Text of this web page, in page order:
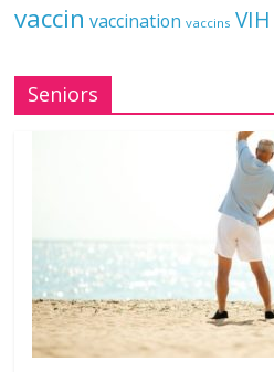
vaccin vaccination vaccins VIH
Seniors